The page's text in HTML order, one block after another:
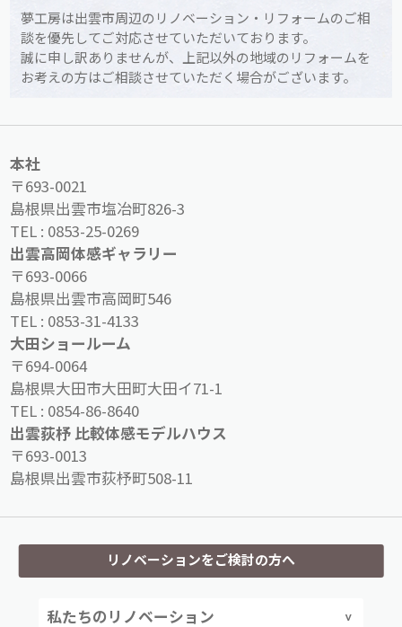
夢工房は出雲市周辺のリノベーション・リフォームのご相
談を優先してご対応させていただいております。
誠に申し訳ありませんが、上記以外の地域のリフォームを
お考えの方はご相談させていただく場合がございます。
本社
〒693-0021
島根県出雲市塩冶町826-3
TEL : 0853-25-0269
出雲高岡体感ギャラリー
〒693-0066
島根県出雲市高岡町546
TEL : 0853-31-4133
大田ショールーム
〒694-0064
島根県大田市大田町大田イ71-1
TEL : 0854-86-8640
出雲荻杼 比較体感モデルハウス
〒693-0013
島根県出雲市荻杼町508-11
リノベーションをご検討の方へ
私たちのリノベーション